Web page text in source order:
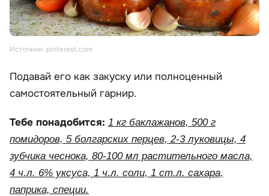
Источник: pinterest.com
Подавай его как закуску или полноценный
самостоятельный гарнир.
Тебе понадобится: 1 кг баклажанов, 500 г
помидоров, 5 болгарских перцев, 2-3 луковицы, 4
зубчика чеснока, 80-100 мл растительного масла,
4 ч.л. 6% уксуса, 1 ч.л. соли, 1 ст.л. сахара,
паприка, специи.